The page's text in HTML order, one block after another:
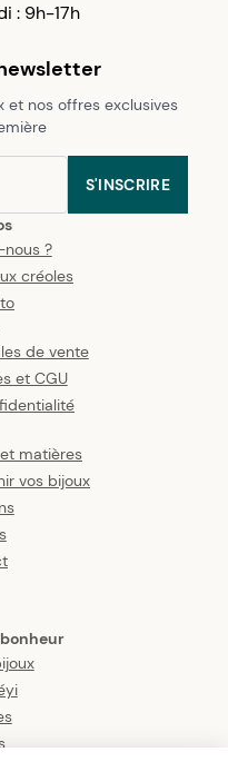
?
créoles
de vente
et CGU
matières
vos bijoux
: 9h-17h
et nos offres exclusives
S'INSCRIRE